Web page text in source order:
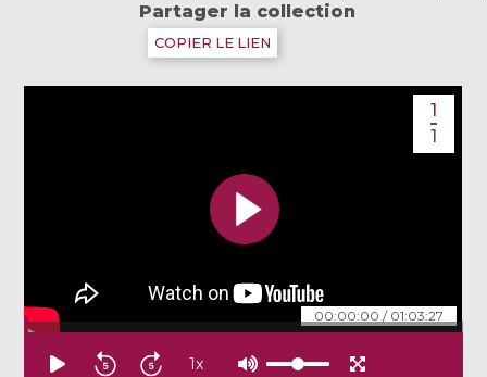
Partager la collection
COPIER LE LIEN
00:00:00 / 01:03:27
1
1
1x